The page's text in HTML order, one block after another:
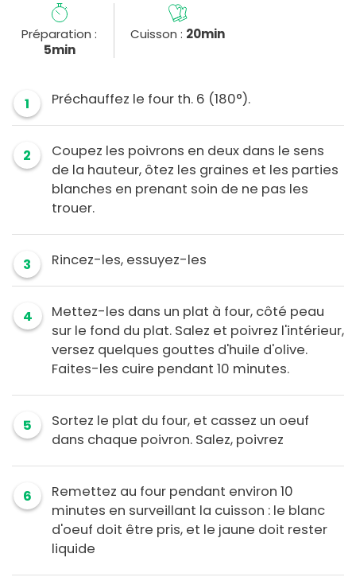
Préparation :
5min
Cuisson : 20min
1 Préchauffez le four th. 6 (180°).
2
Coupez les poivrons en deux dans le sens
de la hauteur, ôtez les graines et les parties
blanches en prenant soin de ne pas les
trouer.
3 Rincez-les, essuyez-les
4
Mettez-les dans un plat à four, côté peau
sur le fond du plat. Salez et poivrez l'intérieur,
versez quelques gouttes d'huile d'olive.
Faites-les cuire pendant 10 minutes.
5
Sortez le plat du four, et cassez un oeuf
dans chaque poivron. Salez, poivrez
6
Remettez au four pendant environ 10
minutes en surveillant la cuisson : le blanc
d'oeuf doit être pris, et le jaune doit rester
liquide